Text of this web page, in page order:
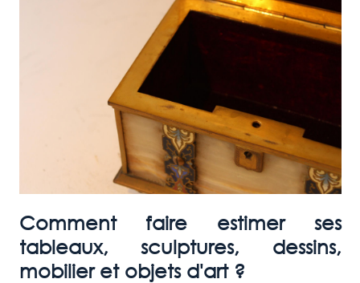
Comment faire estimer ses
tableaux, sculptures, dessins,
mobilier et objets d'art ?